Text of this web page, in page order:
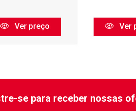
Ver preço Ver
se para receber nossas